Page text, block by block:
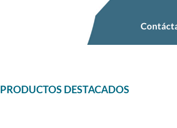
PRODUCTOS DESTACADOS